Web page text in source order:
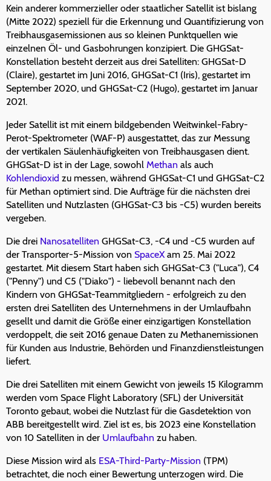
Kein anderer kommerzieller oder staatlicher Satellit ist bislang
(Mitte 2022) speziell für die Erkennung und Quantifizierung von
Treibhausgasemissionen aus so kleinen Punktquellen wie
einzelnen Öl- und Gasbohrungen konzipiert. Die GHGSat-
Konstellation besteht derzeit aus drei Satelliten: GHGSat-D
(Claire), gestartet im Juni 2016, GHGSat-C1 (Iris), gestartet im
September 2020, und GHGSat-C2 (Hugo), gestartet im Januar
2021.
Jeder Satellit ist mit einem bildgebenden Weitwinkel-Fabry-
Perot-Spektrometer (WAF-P) ausgestattet, das zur Messung
der vertikalen Säulenhäufigkeiten von Treibhausgasen dient.
GHGSat-D ist in der Lage, sowohl Methan als auch
Kohlendioxid zu messen, während GHGSat-C1 und GHGSat-C2
für Methan optimiert sind. Die Aufträge für die nächsten drei
Satelliten und Nutzlasten (GHGSat-C3 bis -C5) wurden bereits
vergeben.
Die drei Nanosatelliten GHGSat-C3, -C4 und -C5 wurden auf
der Transporter-5-Mission von SpaceXam 25. Mai 2022
gestartet. Mit diesem Start haben sich GHGSat-C3 ("Luca"), C4
("Penny") und C5 ("Diako") - liebevoll benannt nach den
Kindern von GHGSat-Teammitgliedern - erfolgreich zu den
ersten drei Satelliten des Unternehmens in der Umlaufbahn
gesellt und damit die Größe einer einzigartigen Konstellation
verdoppelt, die seit 2016 genaue Daten zu Methanemissionen
für Kunden aus Industrie, Behörden und Finanzdienstleistungen
liefert.
Die drei Satelliten mit einem Gewicht von jeweils 15 Kilogramm
werden vom Space Flight Laboratory (SFL) der Universität
Toronto gebaut, wobei die Nutzlast für die Gasdetektion von
ABB bereitgestellt wird. Ziel ist es, bis 2023 eine Konstellation
von 10 Satelliten in der Umlaufbahn zu haben.
Diese Mission wird als ESA-Third-Party-Mission (TPM)
betrachtet, die noch einer Bewertung unterzogen wird. Die